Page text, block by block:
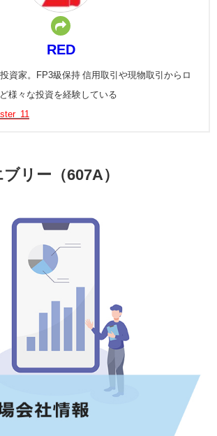
RED
資家。FP3級保持 信用取引や現物取引からロ
様々な投資を経験している
リー（607A）